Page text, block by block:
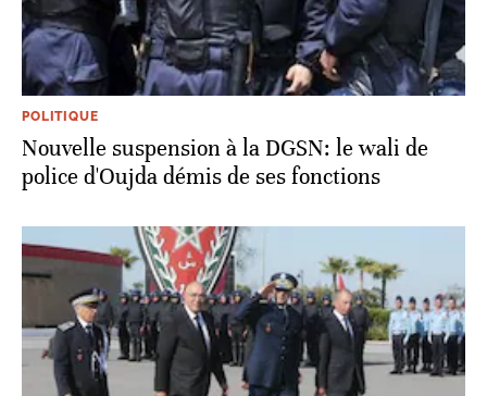
POLITIQUE
Nouvelle suspension à la DGSN: le wali de
police d'Oujda démis de ses fonctions